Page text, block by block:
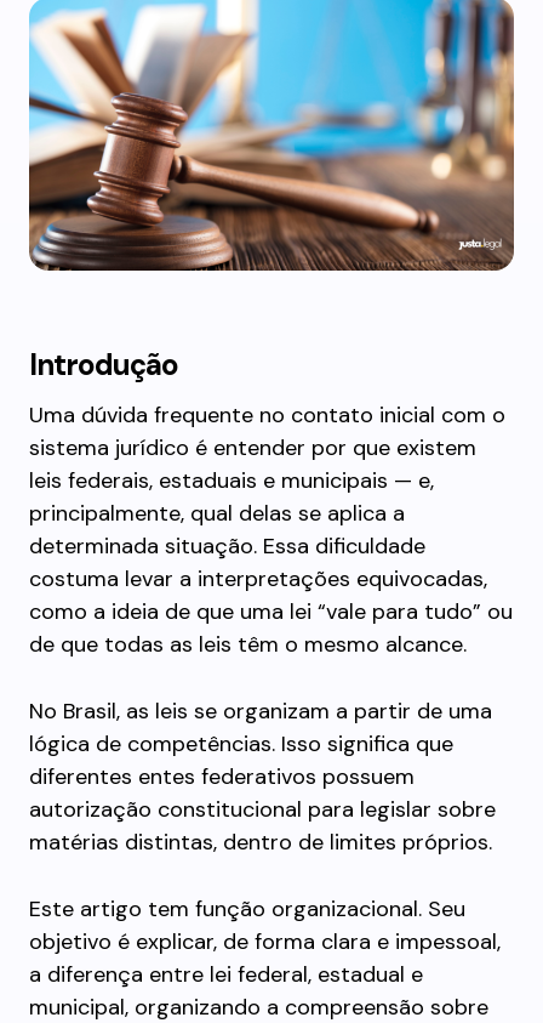
Introdução
Uma dúvida frequente no contato inicial com o
sistema jurídico é entender por que existem
leis federais, estaduais e municipais — e,
principalmente, qual delas se aplica a
determinada situação. Essa dificuldade
costuma levar a interpretações equivocadas,
como a ideia de que uma lei “vale para tudo” ou
de que todas as leis têm o mesmo alcance.
No Brasil, as leis se organizam a partir de uma
lógica de competências. Isso significa que
diferentes entes federativos possuem
autorização constitucional para legislar sobre
matérias distintas, dentro de limites próprios.
Este artigo tem função organizacional. Seu
objetivo é explicar, de forma clara e impessoal,
a diferença entre lei federal, estadual e
municipal, organizando a compreensão sobre